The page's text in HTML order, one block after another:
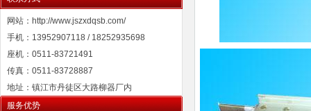
网站：http://www.jszxdqsb.com/
手机：13952907118 / 18252935698
座机：0511-83721491
传真：0511-83728887
地址：镇江市丹徒区大路柳器厂内
服务优势